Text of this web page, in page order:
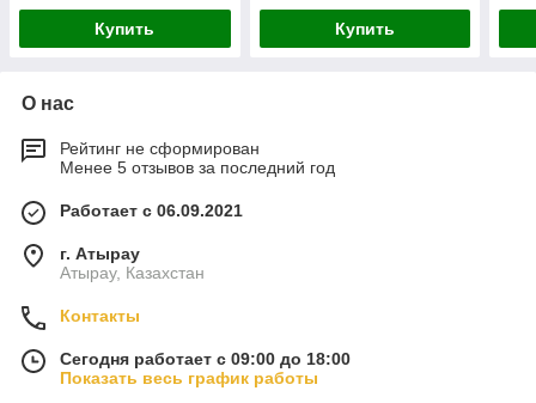
Купить Купить
О нас
Рейтинг не сформирован
Менее 5 отзывов за последний год
Работает с 06.09.2021
г. Атырау
Атырау, Казахстан
Контакты
Сегодня работает с 09:00 до 18:00
Показать весь график работы